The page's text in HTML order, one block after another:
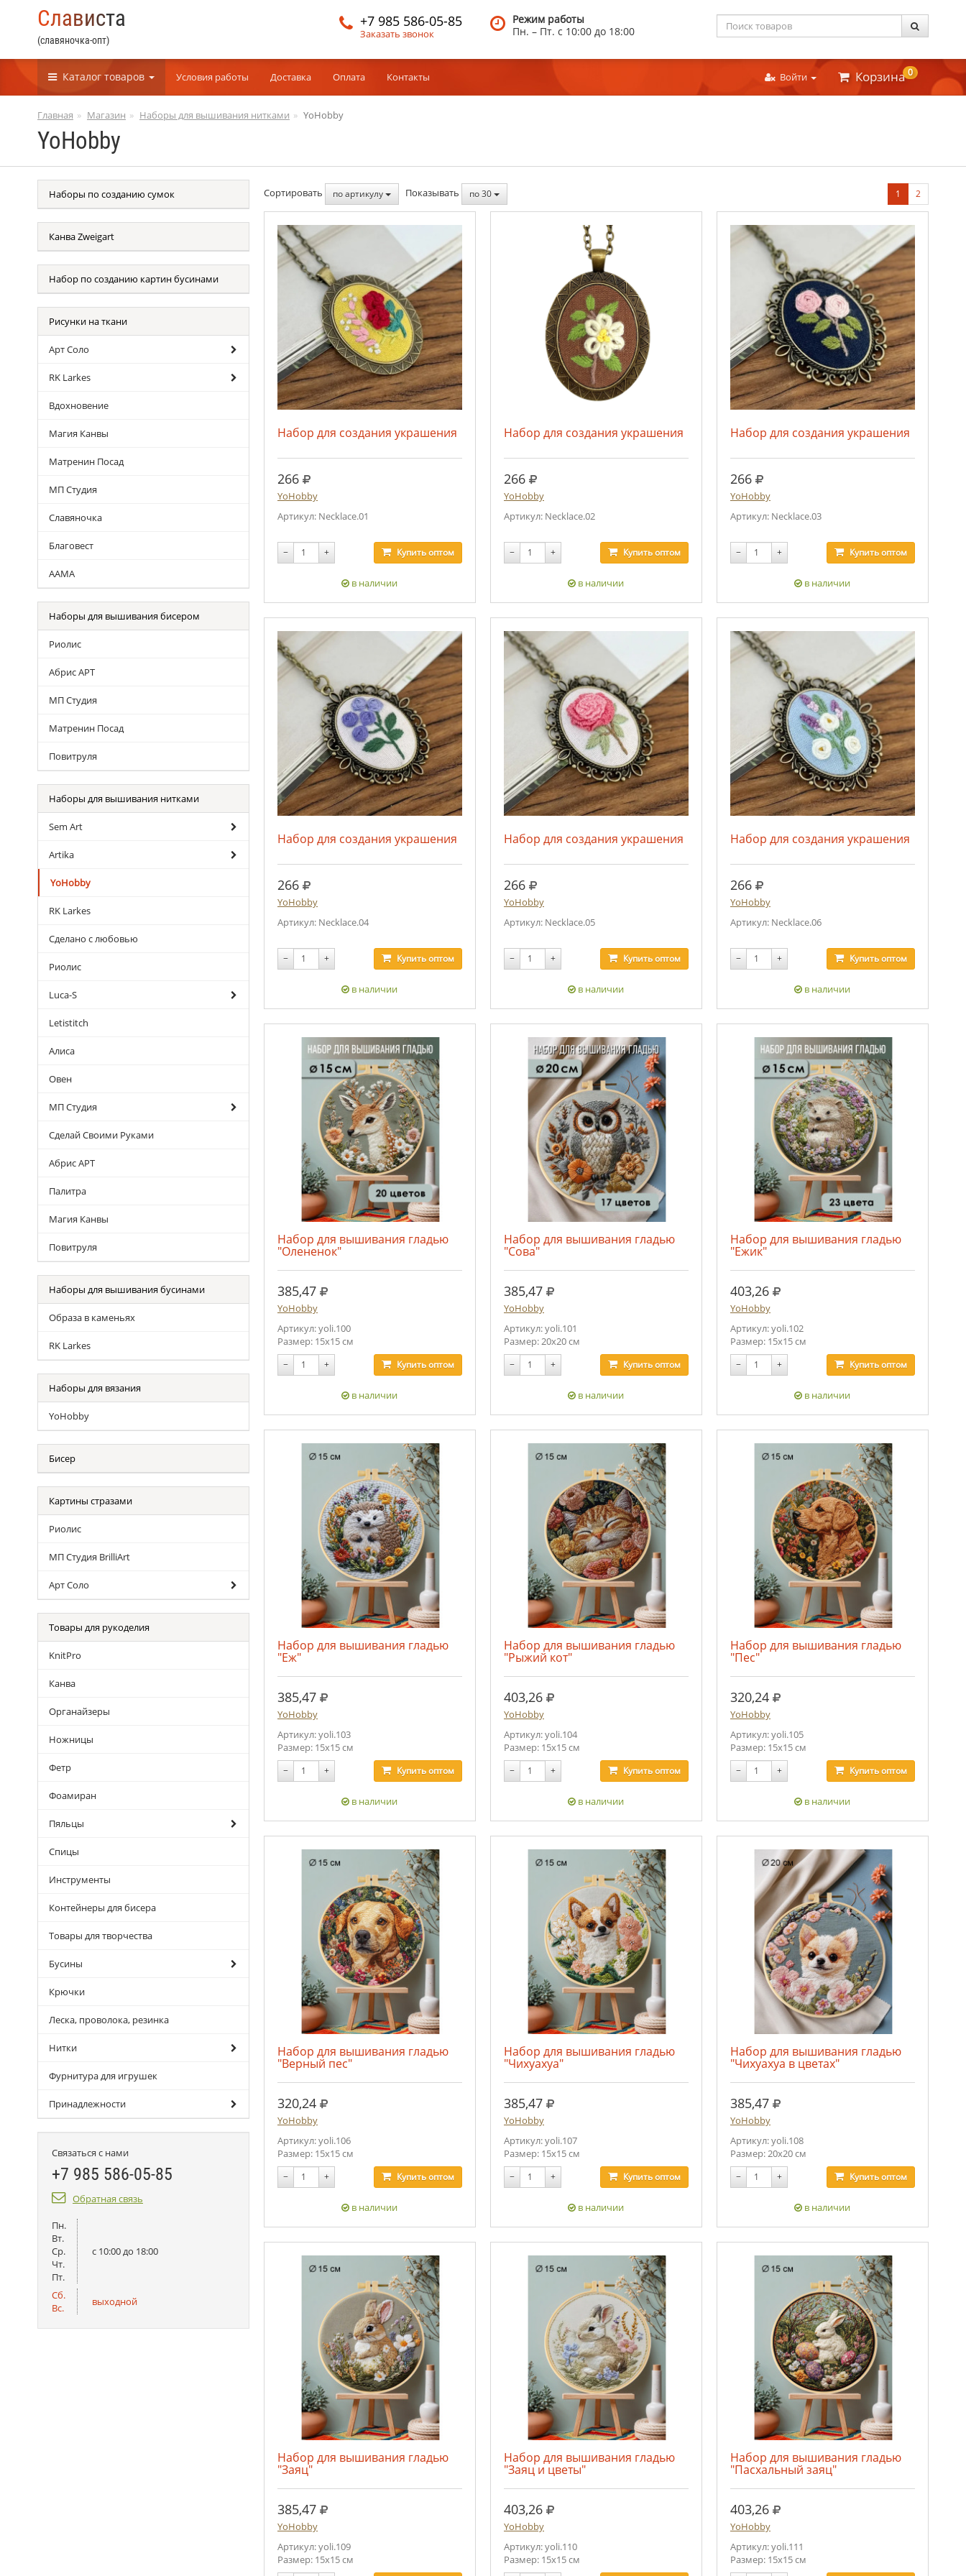
Слависта
(славяночка-опт)
+7 985 586-05-85
Заказать звонок
Режим работы
Пн. – Пт. c 10:00 до 18:00
Каталог товаров Войти Корзина0
Условия работы Доставка Оплата Контакты
Главная Магазин Наборы для вышивания нитками YoHobby
YoHobby
Наборы по созданию сумок
Канва Zweigart
Набор по созданию картин бусинами
Рисунки на ткани
Арт Соло
RK Larkes
Вдохновение
Магия Канвы
Матренин Посад
МП Студия
Славяночка
Благовест
ААМА
Наборы для вышивания бисером
Риолис
Абрис АРТ
МП Студия
Матренин Посад
Повитруля
Наборы для вышивания нитками
Sem Art
Artika
YoHobby
RK Larkes
Сделано с любовью
Риолис
Luca-S
Letistitch
Алиса
Овен
МП Студия
Сделай Своими Руками
Абрис АРТ
Палитра
Магия Канвы
Повитруля
Наборы для вышивания бусинами
Образа в каменьях
RK Larkes
Наборы для вязания
YoHobby
Бисер
Картины стразами
Риолис
МП Студия BrilliArt
Арт Соло
Товары для рукоделия
KnitPro
Канва
Органайзеры
Ножницы
Фетр
Фоамиран
Пяльцы
Спицы
Инструменты
Контейнеры для бисера
Товары для творчества
Бусины
Крючки
Леска, проволока, резинка
Нитки
Фурнитура для игрушек
Принадлежности
Связаться с нами
+7 985 586-05-85
Обратная связь
Пн.
Вт.
Ср.
Чт.
Пт.
c 10:00 до 18:00
Сб.
Вс.
выходной
Сортировать по артикулу Показывать по 30 1 2
Набор для создания украшения
266 руб.
YoHobby
Артикул: Necklace.01
− + Купитьоптом
в наличии
Набор для создания украшения
266 руб.
YoHobby
Артикул: Necklace.02
− + Купитьоптом
в наличии
Набор для создания украшения
266 руб.
YoHobby
Артикул: Necklace.03
− + Купитьоптом
в наличии
Набор для создания украшения
266 руб.
YoHobby
Артикул: Necklace.04
− + Купитьоптом
в наличии
Набор для создания украшения
266 руб.
YoHobby
Артикул: Necklace.05
− + Купитьоптом
в наличии
Набор для создания украшения
266 руб.
YoHobby
Артикул: Necklace.06
− + Купитьоптом
в наличии
Набор для вышивания гладью
"Олененок"
385,47 руб.
YoHobby
Артикул: yoli.100
Размер: 15х15 см
− + Купитьоптом
в наличии
Набор для вышивания гладью
"Сова"
385,47 руб.
YoHobby
Артикул: yoli.101
Размер: 20х20 см
− + Купитьоптом
в наличии
Набор для вышивания гладью
"Ежик"
403,26 руб.
YoHobby
Артикул: yoli.102
Размер: 15х15 см
− + Купитьоптом
в наличии
Набор для вышивания гладью
"Еж"
385,47 руб.
YoHobby
Артикул: yoli.103
Размер: 15х15 см
− + Купитьоптом
в наличии
Набор для вышивания гладью
"Рыжий кот"
403,26 руб.
YoHobby
Артикул: yoli.104
Размер: 15х15 см
− + Купитьоптом
в наличии
Набор для вышивания гладью
"Пес"
320,24 руб.
YoHobby
Артикул: yoli.105
Размер: 15х15 см
− + Купитьоптом
в наличии
Набор для вышивания гладью
"Верный пес"
320,24 руб.
YoHobby
Артикул: yoli.106
Размер: 15х15 см
− + Купитьоптом
в наличии
Набор для вышивания гладью
"Чихуахуа"
385,47 руб.
YoHobby
Артикул: yoli.107
Размер: 15х15 см
− + Купитьоптом
в наличии
Набор для вышивания гладью
"Чихуахуа в цветах"
385,47 руб.
YoHobby
Артикул: yoli.108
Размер: 20х20 см
− + Купитьоптом
в наличии
Набор для вышивания гладью
"Заяц"
385,47 руб.
YoHobby
Артикул: yoli.109
Размер: 15х15 см
Набор для вышивания гладью
"Заяц и цветы"
403,26 руб.
YoHobby
Артикул: yoli.110
Размер: 15х15 см
Набор для вышивания гладью
"Пасхальный заяц"
403,26 руб.
YoHobby
Артикул: yoli.111
Размер: 15х15 см